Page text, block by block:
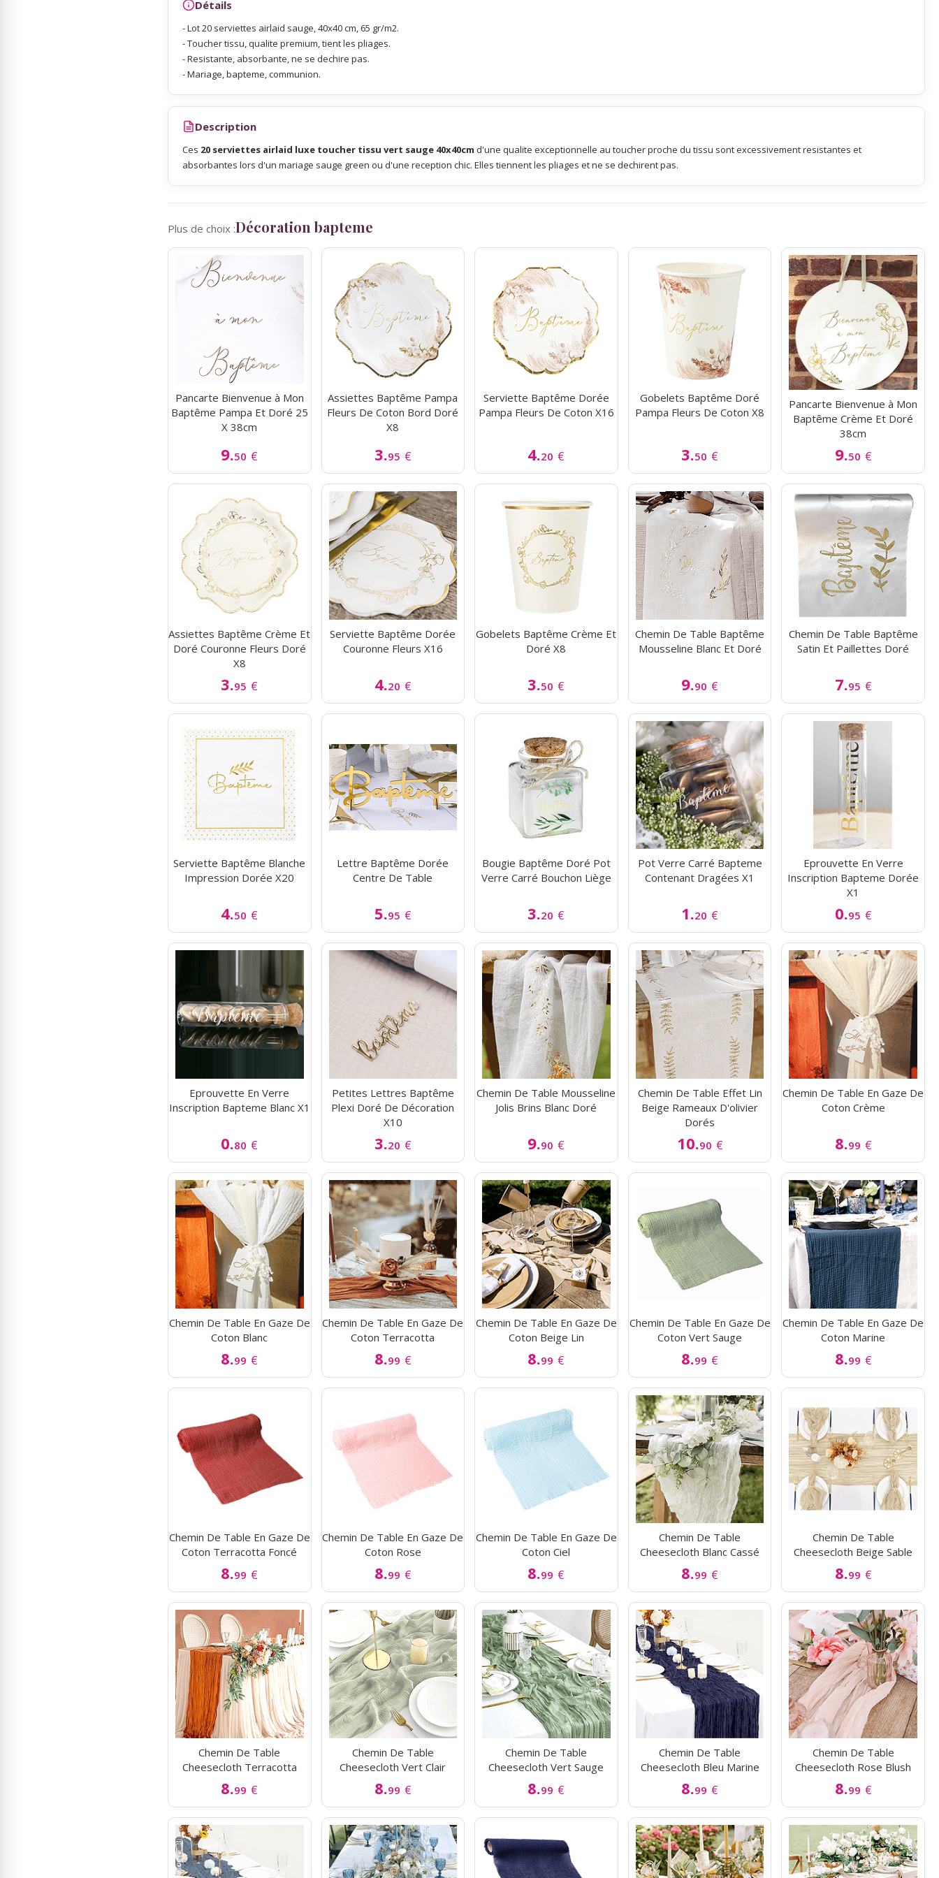
Détails
- Lot 20 serviettes airlaid sauge, 40x40 cm, 65 gr/m2.
- Toucher tissu, qualite premium, tient les pliages.
- Resistante, absorbante, ne se dechire pas.
- Mariage, bapteme, communion.
Description
Ces 20 serviettes airlaid luxe toucher tissu vert sauge 40x40cm d'une qualite exceptionnelle au toucher proche du tissu sont excessivement resistantes et
absorbantes lors d'un mariage sauge green ou d'une reception chic. Elles tiennent les pliages et ne se dechirent pas.
Plus de choix :Décoration bapteme
Pancarte Bienvenue à Mon
Baptême Pampa Et Doré 25
X 38cm
9.50 €
Assiettes Baptême Pampa
Fleurs De Coton Bord Doré
X8
3.95 €
Serviette Baptême Dorée
Pampa Fleurs De Coton X16
4.20 €
Gobelets Baptême Doré
Pampa Fleurs De Coton X8
3.50 €
Pancarte Bienvenue à Mon
Baptême Crème Et Doré
38cm
9.50 €
Assiettes Baptême Crème Et
Doré Couronne Fleurs Doré
X8
3.95 €
Serviette Baptême Dorée
Couronne Fleurs X16
4.20 €
Gobelets Baptême Crème Et
Doré X8
3.50 €
Chemin De Table Baptême
Mousseline Blanc Et Doré
9.90 €
Chemin De Table Baptême
Satin Et Paillettes Doré
7.95 €
Serviette Baptême Blanche
Impression Dorée X20
4.50 €
Lettre Baptême Dorée
Centre De Table
5.95 €
Bougie Baptême Doré Pot
Verre Carré Bouchon Liège
3.20 €
Pot Verre Carré Bapteme
Contenant Dragées X1
1.20 €
Eprouvette En Verre
Inscription Bapteme Dorée
X1
0.95 €
Eprouvette En Verre
Inscription Bapteme Blanc X1
0.80 €
Petites Lettres Baptême
Plexi Doré De Décoration
X10
3.20 €
Chemin De Table Mousseline
Jolis Brins Blanc Doré
9.90 €
Chemin De Table Effet Lin
Beige Rameaux D'olivier
Dorés
10.90 €
Chemin De Table En Gaze De
Coton Crème
8.99 €
Chemin De Table En Gaze De
Coton Blanc
8.99 €
Chemin De Table En Gaze De
Coton Terracotta
8.99 €
Chemin De Table En Gaze De
Coton Beige Lin
8.99 €
Chemin De Table En Gaze De
Coton Vert Sauge
8.99 €
Chemin De Table En Gaze De
Coton Marine
8.99 €
Chemin De Table En Gaze De
Coton Terracotta Foncé
8.99 €
Chemin De Table En Gaze De
Coton Rose
8.99 €
Chemin De Table En Gaze De
Coton Ciel
8.99 €
Chemin De Table
Cheesecloth Blanc Cassé
8.99 €
Chemin De Table
Cheesecloth Beige Sable
8.99 €
Chemin De Table
Cheesecloth Terracotta
8.99 €
Chemin De Table
Cheesecloth Vert Clair
8.99 €
Chemin De Table
Cheesecloth Vert Sauge
8.99 €
Chemin De Table
Cheesecloth Bleu Marine
8.99 €
Chemin De Table
Cheesecloth Rose Blush
8.99 €